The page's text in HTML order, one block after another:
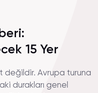
15 Yer
değildir. Avrupa turuna
durakları genel